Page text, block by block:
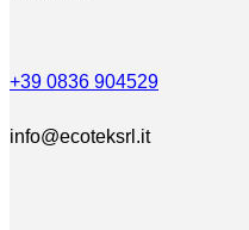
+39 0836 904529
info@ecoteksrl.it